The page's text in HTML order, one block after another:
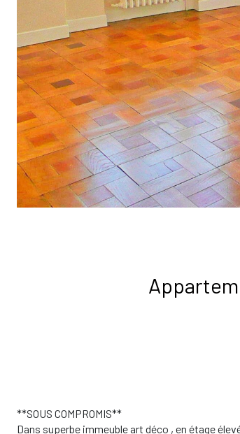
**SOUS COMPROMIS**
Dans superbe immeuble art déco , en étage